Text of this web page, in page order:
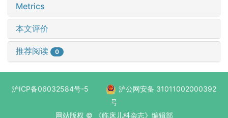
Metrics
本文评价
推荐阅读 0
沪ICP备06032584号-5
沪公网安备 31011002000392
号
网站版权 © 《临床儿科杂志》编辑部